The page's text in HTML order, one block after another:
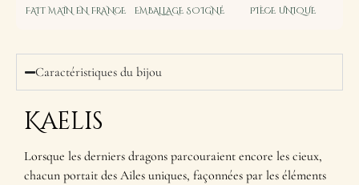
FAIT MAIN EN FRANCE EMBALLAGE SOIGNÉ PIÈCE UNIQUE
Caractéristiques du bijou
Kaelis
Lorsque les derniers dragons parcouraient encore les cieux,
chacun portait des Ailes uniques, façonnées par les éléments